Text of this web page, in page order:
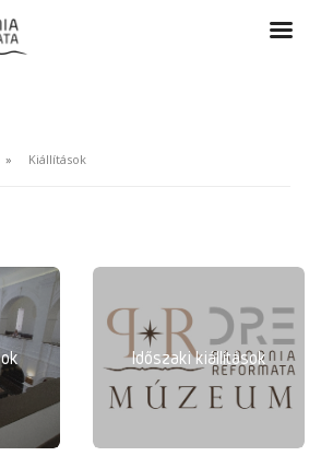
Kiállítások
Időszaki kiállítások